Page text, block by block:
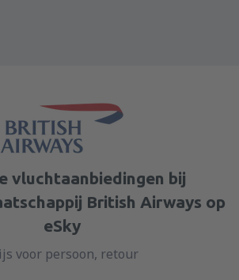
vluchtaanbiedingen bij
British Airways op
eSky
voor persoon, retour